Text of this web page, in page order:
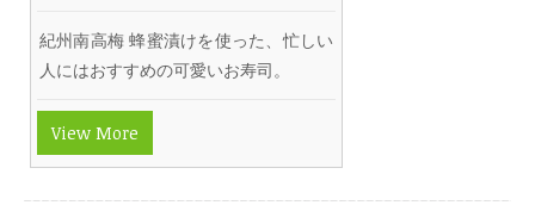
紀州南高梅 蜂蜜漬けを使った、忙しい
人にはおすすめの可愛いお寿司。
View More